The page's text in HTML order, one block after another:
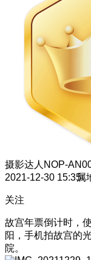
摄影达人 NOP-
2021-12-30 15:35属
关注
故宫年票倒计时，
阳，手机拍故宫的
院。